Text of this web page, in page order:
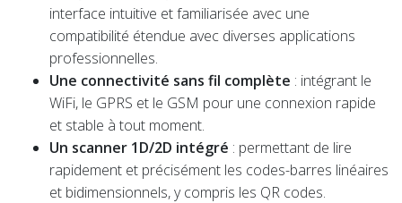
interface intuitive et familiarisée avec une
compatibilité étendue avec diverses applications
professionnelles.
Une connectivité sans fil complète : intégrant le
WiFi, le GPRS et le GSM pour une connexion rapide
et stable à tout moment.
Un scanner 1D/2D intégré : permettant de lire
rapidement et précisément les codes-barres linéaires
et bidimensionnels, y compris les QR codes.